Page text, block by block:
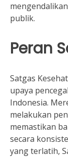
publik.
Peran
Satgas
upaya
Indonesia.
melakukan
memastikan
secara
yang terlatih,